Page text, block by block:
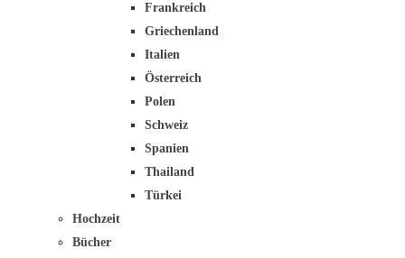
Frankreich
Griechenland
Italien
Österreich
Polen
Schweiz
Spanien
Thailand
Türkei
Hochzeit
Bücher